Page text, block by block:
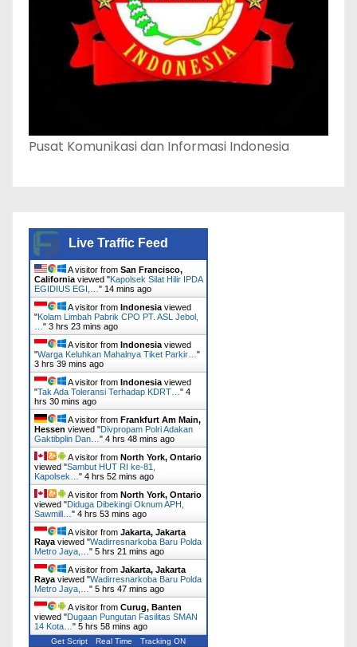
Pusat Komunikasi dan Informasi Indonesia
Live Traffic Feed
A visitor from San Francisco,
California viewed "Kapolsek Silat Hilir IPDA
EGIDIUS EGI,… " 14 mins ago
A visitor from Indonesia viewed
"Kolam Limbah Pabrik CPO PT. ASL Jebol,
" 3 hrs 23 mins ago
A visitor from Indonesia viewed
"Warga Keluhkan Mahalnya Tiket Parkir… "
3 hrs 39 mins ago
A visitor from Indonesia viewed
"Tak Ada Toleransi Terhadap KDRT… " 4
hrs 30 mins ago
A visitor from Frankfurt Am Main,
Hessen viewed "Divpropam Polri Adakan
Gaktibplin Dan… " 4 hrs 48 mins ago
A visitor from North York, Ontario
viewed "Sambut HUT RI ke-81,
Kapolsek… " 4 hrs 52 mins ago
A visitor from North York, Ontario
viewed "Diduga Dibekingi Oknum APH,
Sawmill… " 4 hrs 53 mins ago
A visitor from Jakarta, Jakarta
Raya viewed "Wadirresnarkoba Baru Polda
Metro Jaya,… " 5 hrs 21 mins ago
A visitor from Jakarta, Jakarta
Raya viewed "Wadirresnarkoba Baru Polda
Metro Jaya,… " 5 hrs 47 mins ago
A visitor from Curug, Banten
viewed "Dugaan Pungutan Fasilitas SMAN
14 Kota… " 5 hrs 58 mins ago
Get Script Real Time Tracking ON